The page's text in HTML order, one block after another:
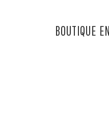
BOUTIQUE